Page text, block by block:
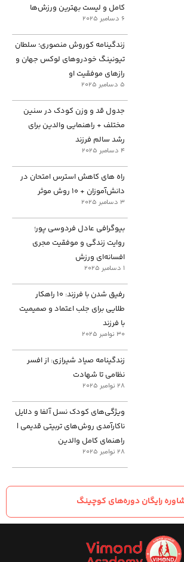
کامل و لیست بهترین ورزش‌ها
6 دسامبر 2025
زندگینامه کوروش منصوری؛ سلطان
تیونینگ خودروهای لوکس جهان و
رازهای موفقیت او
5 دسامبر 2025
جدول قد و وزن کودک در سنین
مختلف + راهنمایی والدین برای
رشد سالم فرزند
4 دسامبر 2025
راه های کاهش استرس امتحان در
دانش‌آموزان + ۱۰ روش موثر
3 دسامبر 2025
بیوگرافی عادل فردوسی پور؛
روایت زندگی و موفقیت مجری
افسانه‌ای ورزش
1 دسامبر 2025
رفیق شدن با فرزند: ۱۰ راهکار
طلایی برای جلب اعتماد و صمیمیت
با فرزند
30 نوامبر 2025
زندگینامه صیاد شیرازی: از افسر
نظامی تا شهادت
28 نوامبر 2025
ویژگی‌های کودک نسل آلفا و دلایل
ناکارآمدی روش‌های تربیتی قدیمی |
راهنمای کامل والدین
28 نوامبر 2025
رایگان دوره‌های کوچینگ